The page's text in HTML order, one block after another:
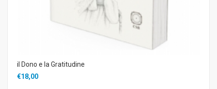
il Dono e la Gratitudine
€18,00